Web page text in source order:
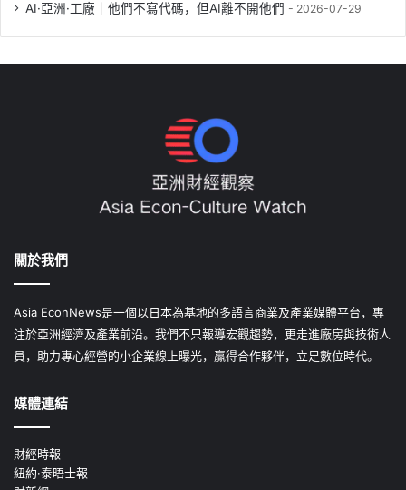
AI·亞洲·工廠｜他們不寫代碼，但AI離不開他們 2026-07-29
關於我們
Asia EconNews是一個以日本為基地的多語言商業及產業媒體平台，專
注於亞洲經濟及產業前沿。我們不只報導宏觀趨勢，更走進廠房與技術人
員，助力專心經營的小企業線上曝光，贏得合作夥伴，立足數位時代。
媒體連結
財經時報
紐約·泰晤士報